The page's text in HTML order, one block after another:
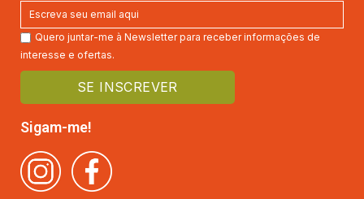
Quero juntar-me à Newsletter para receber informações de
interesse e ofertas.
Sigam-me!